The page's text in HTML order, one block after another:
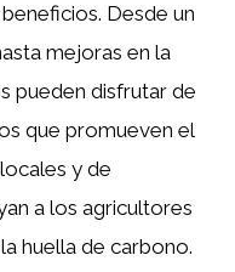
Desde un
mejoras en la
pueden disfrutar de
que promueven el
y de
a los agricultores
huella de carbono.